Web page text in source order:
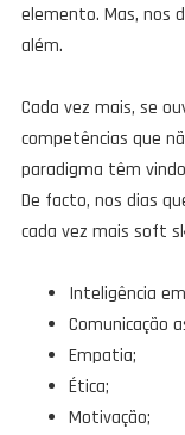
elemento. Mas, nos
além.
Cada vez mais, se
competências que
paradigma têm
De facto, nos dias
cada vez mais soft
Inteligência
Comunicação
Empatia;
Ética;
Motivação;